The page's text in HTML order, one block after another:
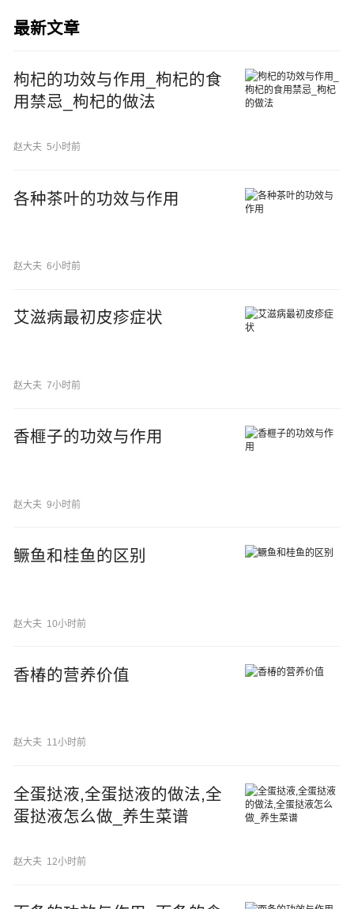
最新文章
枸杞的功效与作用_枸杞的食
用禁忌_枸杞的做法
赵大夫 5小时前
各种茶叶的功效与作用
赵大夫 6小时前
艾滋病最初皮疹症状
赵大夫 7小时前
香榧子的功效与作用
赵大夫 9小时前
鳜鱼和桂鱼的区别
赵大夫 10小时前
香椿的营养价值
赵大夫 11小时前
全蛋挞液,全蛋挞液的做法,全
蛋挞液怎么做_养生菜谱
赵大夫 12小时前